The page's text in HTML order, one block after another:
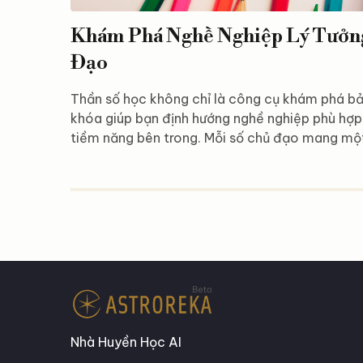
Khám Phá Nghề Nghiệp Lý
Đạo
Thần số học không chỉ là công cụ khám phá
khóa giúp bạn định hướng nghề nghiệp phù
tiềm năng bên trong. Mỗi số chủ đạo mang
đạo (từ 1 đến 11, 22 và 33) để tìm ra hướng đi
Nhà Huyền Học AI